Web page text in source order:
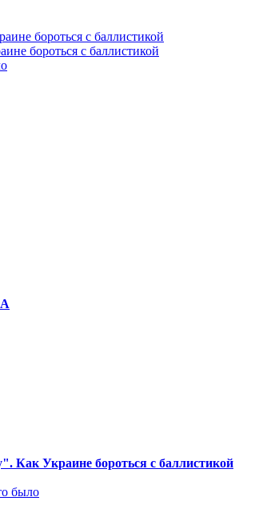
бороться с баллистикой
Как Украине бороться с баллистикой
было